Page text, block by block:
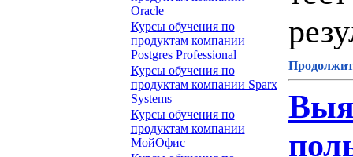
Oracle
Курсы обучения по
продуктам компании
Postgres Professional
Курсы обучения по
продуктам компании Sparx
Systems
Курсы обучения по
продуктам компании
МойОфис